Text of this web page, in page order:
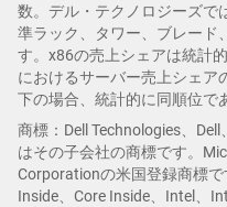
数。デル・テクノロジーズで
準ラック、タワー、ブレード
す。x86の売上シェアは統計
におけるサーバー売上シェア
下の場合、統計的に同順位で
商標：Dell Technologies、
はその子会社の商標です。
Corporationの米国登録商標
Inside、Core Inside、Intel、